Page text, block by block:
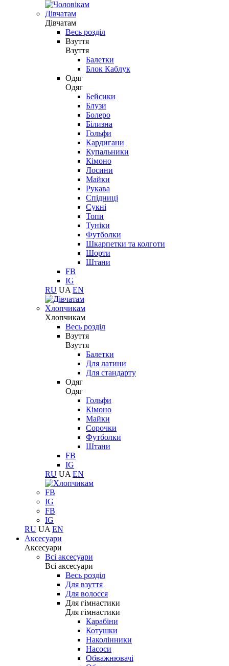
Дівчатам
Дівчатам
Весь розділ
Взуття
Взуття
Балетки
Блок Каблук
Одяг
Одяг
Бейсики
Блузи
Болеро
Білизна
Гольфи
Кардигани
Купальники
Кімоно
Лосини
Майки
Рукава
Спідниці
Сукні
Топи
Туніки
Футболки
Шкарпетки та колготи
Шорти
Штани
FB
IG
RU UA EN
Хлопчикам
Хлопчикам
Весь розділ
Взуття
Взуття
Балетки
Для латини
Для стандарту
Одяг
Одяг
Гольфи
Кімоно
Майки
Сорочки
Футболки
Штани
FB
IG
RU UA EN
FB
IG
FB
IG
RU UA EN
Аксесуари
Аксесуари
Всі аксесуари
Всі аксесуари
Весь розділ
Для взуття
Для волосся
Для гімнастики
Для гімнастики
Карабіни
Котушки
Наколінники
Насоси
Обважнювачі